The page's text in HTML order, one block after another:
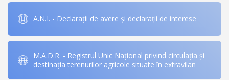
A.N.I. - Declarații de avere și declarații de interese
M.A.D.R. - Registrul Unic Național privind circulația și
destinația terenurilor agricole situate în extravilan